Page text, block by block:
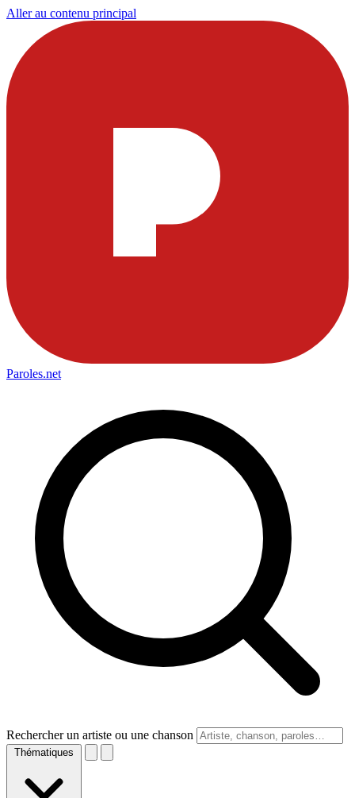
Aller au contenu principal
Paroles.net
Rechercher un artiste ou une chanson
Thématiques